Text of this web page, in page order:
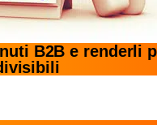
B2B e renderli